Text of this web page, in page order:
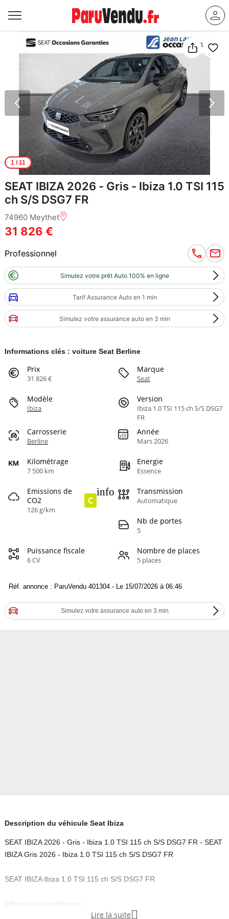
1/ 11
SEAT IBIZA 2026 - Gris - Ibiza 1.0 TSI 115
ch S/S DSG7 FR
74960 Meythet
31 826 €
Professionnel
Simulez votre prêt Auto 100% en ligne
Tarif Assurance Auto en 1 min
Simulez votre assurance auto en 3 min
Informations clés : voiture Seat Berline
Prix
31 826 €
Marque
Seat
Modèle
Ibiza
Version
Ibiza 1.0 TSI 115 ch S/S DSG7
FR
Carrosserie
Berline
Année
Mars 2026
Kilométrage
7 500 km
Energie
Essence
Emissions de
CO2
126 g/km
C
info Transmission
Automatique
Nb de portes
5
Puissance fiscale
6 CV
Nombre de places
5 places
Réf. annonce : ParuVendu 401304 - Le 15/07/2026 à 06:46
Simulez votre assurance auto en 3 min
Description du véhicule Seat Ibiza
SEAT IBIZA 2026 - Gris - Ibiza 1.0 TSI 115 ch S/S DSG7 FR - SEAT
IBIZA Gris 2026 - Ibiza 1.0 TSI 115 ch S/S DSG7 FR
SEAT IBIZA Ibiza 1.0 TSI 115 ch S/S DSG7 FR
Informations techniques :
Lire la suite 